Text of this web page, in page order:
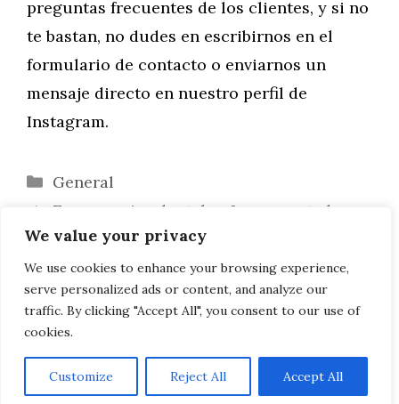
We value your privacy
We use cookies to enhance your browsing experience,
serve personalized ads or content, and analyze our
traffic. By clicking "Accept All", you consent to our use of
cookies.
Customize Reject All Accept All
preguntas frecuentes de los clientes, y si no
te bastan, no dudes en escribirnos en el
formulario de contacto o enviarnos un
mensaje directo en nuestro perfil de
Instagram.
Categorías
General
Emergencias dentales: Lo que usted
necesita saber
Por qué el otoño es la mejor época para
su próxima producción de vídeo
AVISO LEGAL, POLITICA DE PRIVACIDAD, COOKIES